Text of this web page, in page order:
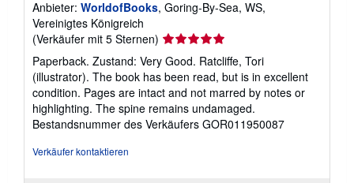
Anbieter: WorldofBooks, Goring-By-Sea, WS,
Vereinigtes Königreich
(Verkäufer mit 5 Sternen) Verkäuferbewertung
5
von
5
Sternen
Paperback. Zustand: Very Good. Ratcliffe, Tori
(illustrator). The book has been read, but is in excellent
condition. Pages are intact and not marred by notes or
highlighting. The spine remains undamaged.
Bestandsnummer des Verkäufers GOR011950087
Verkäufer kontaktieren